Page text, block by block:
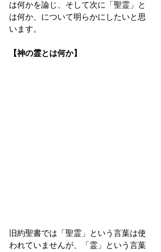
は何かを論じ、そして次に「聖霊」と
は何か、について明らかにしたいと思
います。
【神の霊とは何か】
旧約聖書では「聖霊」という言葉は使
われていませんが、「霊」という言葉